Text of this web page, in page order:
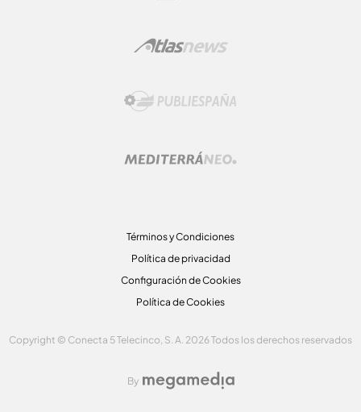
Términos y Condiciones
Política de privacidad
Configuración de Cookies
Política de Cookies
Copyright © Conecta 5 Telecinco, S. A. 2026 Todos los derechos reservados
By